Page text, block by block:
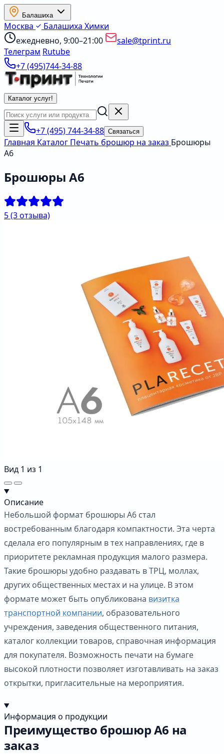
Балашиха
Москва Балашиха Химки
ежедневно, 9:00–21:00
sale@tprint.ru
Телеграм Rutube
+7 (495)744-34-88
Каталог услуг!
+7 (495) 744-34-88 Связаться
Главная Каталог Печать брошюр на заказ Брошюры
А6
Брошюры А6
5(3 отзыва)
Вид 1 из 1
Описание
Небольшой формат брошюры А6 стал
востребованным благодаря компактности. Эта черта
сделала его популярным в тех направлениях, где в
приоритете рекламная продукция малого размера.
Такие брошюры удобно раздавать в ТРЦ, моллах,
других общественных местах и на улице. В этом
формате может быть опубликована визитка
транспортной компании, образовательного
учреждения, заведения общественного питания,
каталог коллекции товаров, справочная информация
для покупателя. Возможность печати на бумаге
высокой плотности позволяет изготавливать на заказ
открытки, пригласительные на мероприятия.
Информация о продукции
Преимущество брошюр А6 на
заказ